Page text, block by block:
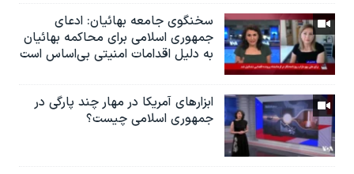
سخنگوی جامعه بهائیان: ادعای
جمهوری اسلامی برای محاکمه بهائیان
به دلیل اقدامات امنیتی بی‌اساس است
ابزارهای آمریکا در مهار چند پارگی در
جمهوری اسلامی چیست؟